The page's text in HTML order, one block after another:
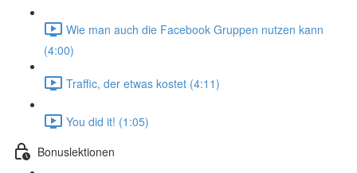
Wie man auch die Facebook Gruppen nutzen kann
(4:00)
Traffic, der etwas kostet (4:11)
You did it! (1:05)
Bonuslektionen